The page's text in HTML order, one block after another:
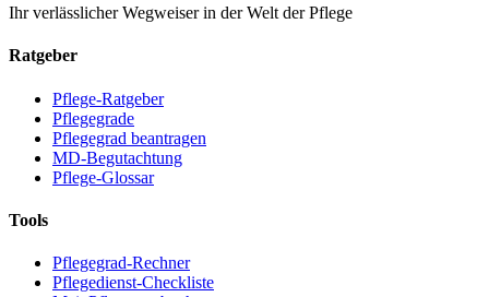
Ihr verlässlicher Wegweiser in der Welt der Pflege
Ratgeber
Pflege-Ratgeber
Pflegegrade
Pflegegrad beantragen
MD-Begutachtung
Pflege-Glossar
Tools
Pflegegrad-Rechner
Pflegedienst-Checkliste